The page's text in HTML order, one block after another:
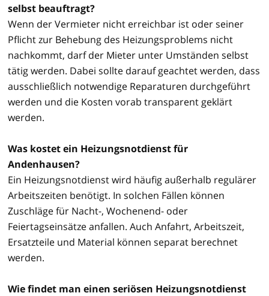
selbst beauftragt?
Wenn der Vermieter nicht erreichbar ist oder seiner
Pflicht zur Behebung des Heizungsproblems nicht
nachkommt, darf der Mieter unter Umständen selbst
tätig werden. Dabei sollte darauf geachtet werden, dass
ausschließlich notwendige Reparaturen durchgeführt
werden und die Kosten vorab transparent geklärt
werden.
Was kostet ein Heizungsnotdienst für
Andenhausen?
Ein Heizungsnotdienst wird häufig außerhalb regulärer
Arbeitszeiten benötigt. In solchen Fällen können
Zuschläge für Nacht-, Wochenend- oder
Feiertagseinsätze anfallen. Auch Anfahrt, Arbeitszeit,
Ersatzteile und Material können separat berechnet
werden.
Wie findet man einen seriösen Heizungsnotdienst